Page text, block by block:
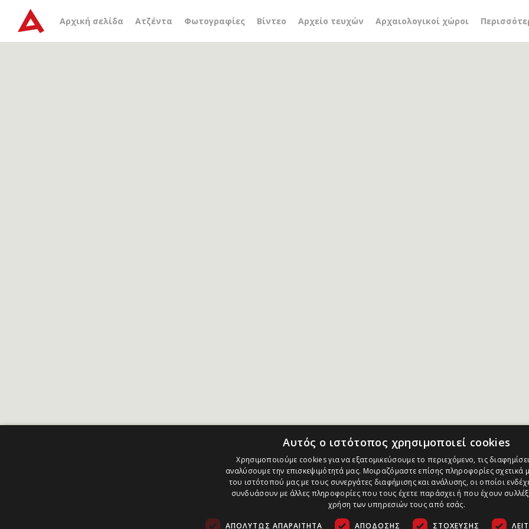
Αρχική σελίδα Ατζέντα Φωτογραφίες Βίντεο Αρχείο τευχών Αρχαιολογικοί χώροι
Αρχείο ετικέτας avarna fluida
Αυτός ο ιστότοπος χρησιμοποιεί cookies
Χρησιμοποιούμε cookies για να εξατομικεύσουμε το περιεχόμενο, τις
αναλύσουμε την επισκεψιμότητά μας. Μοιραζόμαστε επίσης πληροφορίες σχετικά
του ιστότοπού μας με τους συνεργάτες διαφήμισης και ανάλυσης, οι οποίοι
συνδυάσουν με άλλες πληροφορίες που τους έχετε παράσχει ή που έχουν
χρήση των υπηρεσιών τους από εσάς.
ΑΠΟΛΎΤΩΣ ΑΠΑΡΑΊΤΗΤΑ ΑΠΌΔΟΣΗΣ ΣΤΌΧΕΥΣΗΣ